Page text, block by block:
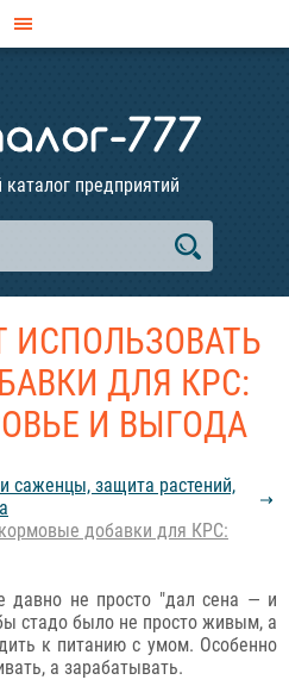
предприятий
ИСПОЛЬЗОВАТЬ
ДЛЯ КРС:
И ВЫГОДА
саженцы, защита растений,
добавки для КРС:
давно не просто "дал сена — и
стадо было не просто живым, а
к питанию с умом. Особенно
а зарабатывать.